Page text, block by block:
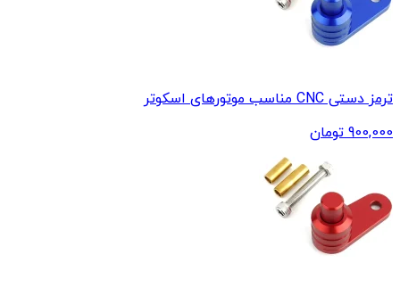
ترمز دستی CNC مناسب موتورهای اسکوتر
900,000 تومان